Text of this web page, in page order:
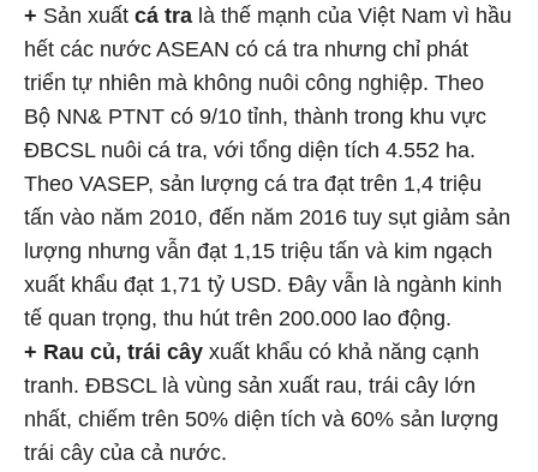
+ Sản xuất cá tra là thế mạnh của Việt Nam vì hầu
hết các nước ASEAN có cá tra nhưng chỉ phát
triển tự nhiên mà không nuôi công nghiệp. Theo
Bộ NN& PTNT có 9/10 tỉnh, thành trong khu vực
ĐBCSL nuôi cá tra, với tổng diện tích 4.552 ha.
Theo VASEP, sản lượng cá tra đạt trên 1,4 triệu
tấn vào năm 2010, đến năm 2016 tuy sụt giảm sản
lượng nhưng vẫn đạt 1,15 triệu tấn và kim ngạch
xuất khẩu đạt 1,71 tỷ USD. Đây vẫn là ngành kinh
tế quan trọng, thu hút trên 200.000 lao động.
+ Rau củ, trái cây xuất khẩu có khả năng cạnh
tranh. ĐBSCL là vùng sản xuất rau, trái cây lớn
nhất, chiếm trên 50% diện tích và 60% sản lượng
trái cây của cả nước.